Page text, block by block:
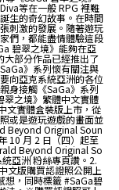
等在一般 RPG 裡難
生的奇幻故事。在時間
刺激的發展。隨著遊玩
們，都能盡情體驗這段
碧翠之境》能夠在亞
大部分作品已經推出了
》系列懷有關注與
向亞克系統亞洲的各位
身接觸《SaGa》系列
之境》繁體中文實體
文實體盒裝版上市，從
或是遊玩遊戲的畫面並
Beyond Original Soun
10 月 2 日（四）起至
Beyond Original So
亞洲 粉絲專頁讚。2.
文版購買認證照公開上
想，同時標籤 #SaGa碧